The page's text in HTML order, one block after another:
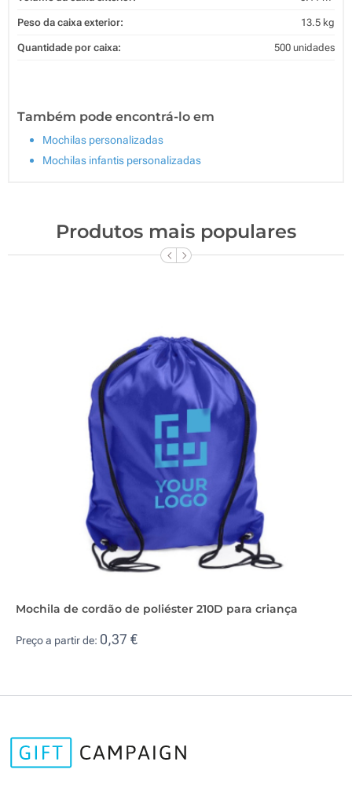
Peso da caixa exterior: 13.5 kg
Quantidade por caixa: 500 unidades
Também pode encontrá-lo em
Mochilas personalizadas
Mochilas infantis personalizadas
Produtos mais populares
Mochila de cordão de poliéster 210D para criança
Preço a partir de: 0,37 €